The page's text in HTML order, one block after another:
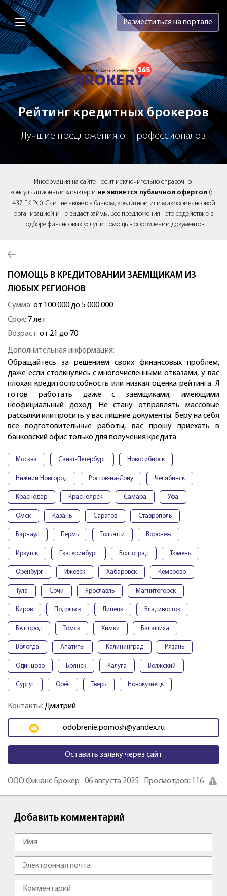
Brokery365 - Рейтинг кредитных
Разместиться на портале
Рейтинг кредитных брокеров
Лучшие предложения от профессионалов
Информация на сайте носит исключительно справочно-
консультационный характер и не является публичной офертой (ст.
437 ГК РФ). Сайт не является банком, кредитной или микрофинансовой
организацией и не выдаёт займы. Все предложения - это содействие в
подборе финансовых услуг и помощь в оформлении документов.
ПОМОЩЬ В КРЕДИТОВАНИИ ЗАЕМЩИКАМ ИЗ
ЛЮБЫХ РЕГИОНОВ
Сумма: от 100 000 до 5 000 000
Срок: 7 лет
Возраст: от 21 до 70
Дополнительная информация:
Обращайтесь за решением своих финансовых проблем,
даже если столкнулись с многочисленными отказами, у вас
плохая кредитоспособность или низкая оценка рейтинга. Я
готов работать даже с заемщиками, имеющими
неофициальный доход. Не стану отправлять массовые
рассылки или просить у вас лишние документы. Беру на себя
все подготовительные работы, вас прошу приехать в
банковский офис только для получения кредита
Москва Санкт-Петербург Новосибирск
Нижний Новгород Ростов-на-Дону Челябинск
Краснодар Красноярск Самара Уфа
Омск Казань Саратов Ставрополь
Барнаул Пермь Тольятти Воронеж
Иркутск Екатеринбург Волгоград Тюмень
Оренбург Ижевск Хабаровск Кемерово
Тула Сочи Ярославль Магнитогорск
Киров Подольск Липецк Владивосток
Белгород Томск Химки Балашиха
Вологда Апатиты Калининград Рязань
Одинцово Брянск Калуга Волжский
Сургут Орёл Тверь Новокузнецк
Контакты: Дмитрий
odobrenie.pomosh@yandex.ru
Оставить заявку через сайт
ООО Финанс Брокер 06 августа 2025 Просмотров: 116
Добавить комментарий